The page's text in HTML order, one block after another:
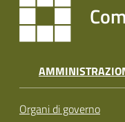
Organi di governo